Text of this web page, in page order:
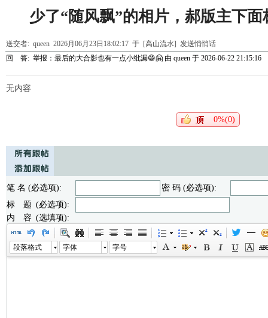
少了“随风飘”的相片，郝版主下
送交者: queen 2026月06月23日18:02:17 于 [高山流水] 发送悄悄话
回 答: 举报：最后的大合影也有一点小纰漏😄🤗 由 queen 于 2026-06-22 21:15:16
无内容
0%(0)
笔 名 (必选项):
密 码 (必选项):
标 题 (必选项):
内 容 (选填项):
段落格式 字体 字号